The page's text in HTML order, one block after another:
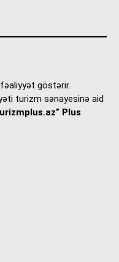
göstərir.
turizm sənayesinə aid
Plus